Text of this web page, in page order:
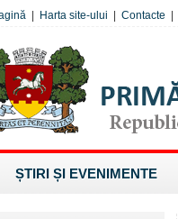
Harta site-ului Contacte
ȘTIRI ȘI EVENIMENTE